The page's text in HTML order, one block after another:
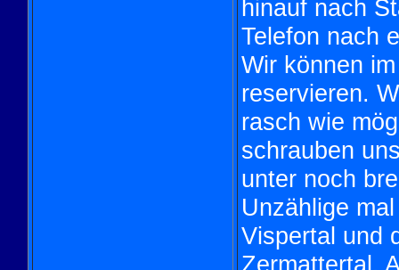
hinauf nach
Telefon nach
Wir können
reservieren.
rasch wie
schrauben
unter noch
Unzählige
Vispertal und
Zermattertal.